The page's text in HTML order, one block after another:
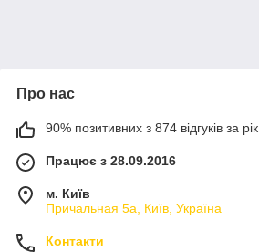
Про нас
90% позитивних з 874 відгуків за рік
Працює з 28.09.2016
м. Київ
Причальная 5а, Київ, Україна
Контакти